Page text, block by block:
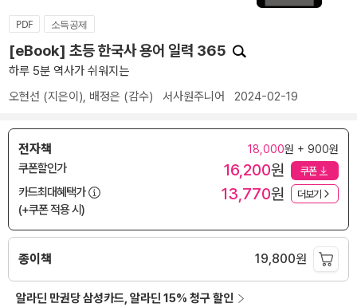
PDF 소득공제
[eBook] 초등 한국사 용어 일력 365
하루 5분 역사가 쉬워지는
오현선 (지은이), 배정은 (감수) 서사원주니어 2024-02-19
전자책 18,000원 + 900원
쿠폰할인가 16,200원 쿠폰
카드최대혜택가
(+쿠폰 적용 시)
13,770원 더보기
종이책 19,800원
알라딘 만권당 삼성카드, 알라딘 15% 청구 할인